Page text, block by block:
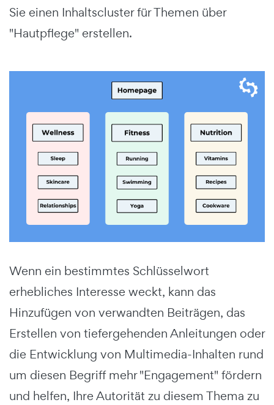
Sie einen Inhaltscluster für Themen über
"Hautpflege" erstellen.
Wenn ein bestimmtes Schlüsselwort
erhebliches Interesse weckt, kann das
Hinzufügen von verwandten Beiträgen, das
Erstellen von tiefergehenden Anleitungen oder
die Entwicklung von Multimedia-Inhalten rund
um diesen Begriff mehr "Engagement" fördern
und helfen, Ihre Autorität zu diesem Thema zu